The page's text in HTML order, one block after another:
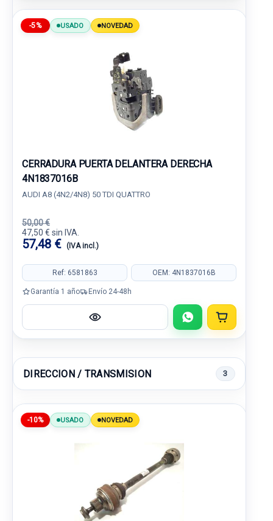
-5% USADO NOVEDAD
CERRADURA PUERTA DELANTERA DERECHA
4N1837016B
AUDI A8 (4N2/4N8) 50 TDI QUATTRO
50,00 €
47,50 € sin IVA.
57,48 € (IVA incl.)
Ref: 6581863 OEM: 4N1837016B
Garantía 1 año Envío 24-48h
DIRECCION / TRANSMISION 3
-10% USADO NOVEDAD